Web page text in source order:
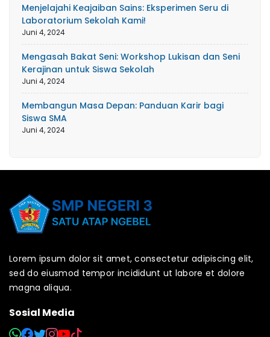
Menjelajahi Keajaiban Sains: Eksperimen Seru di
Laboratorium Sekolah Kami!
Juni 4, 2024
Mengasah Bakat Seni: Workshop Lukisan dan Seni
Kerajinan untuk Siswa Sekolah
Juni 4, 2024
Membangun Masa Depan: Panduan Karir bagi
Siswa SMA
Juni 4, 2024
Lorem ipsum dolor sit amet, consectetur adipiscing elit,
sed do eiusmod tempor incididunt ut labore et dolore
magna aliqua.
Sosial Media